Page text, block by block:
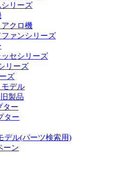
シリーズ
クロ機
ァンシリーズ
セシリーズ
リーズ
ズ
デル
製品
ター
ター
デル(パーツ検索用)
ーン